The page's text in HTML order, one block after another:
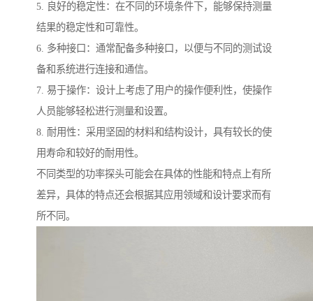
5. 良好的稳定性：在不同的环境条件下，能够保持测量
结果的稳定性和可靠性。
6. 多种接口：通常配备多种接口，以便与不同的测试设
备和系统进行连接和通信。
7. 易于操作：设计上考虑了用户的操作便利性，使操作
人员能够轻松进行测量和设置。
8. 耐用性：采用坚固的材料和结构设计，具有较长的使
用寿命和较好的耐用性。
不同类型的功率探头可能会在具体的性能和特点上有所
差异，具体的特点还会根据其应用领域和设计要求而有
所不同。